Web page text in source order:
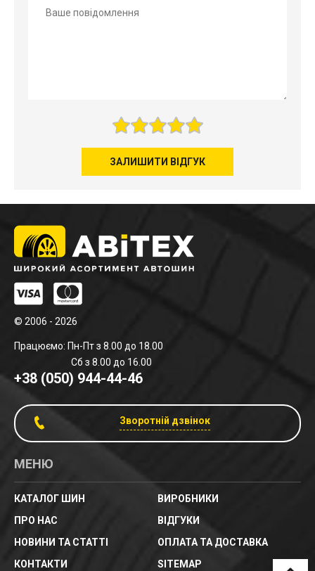
ЗАЛИШИТИ ВІДГУК
© 2006 - 2026
Працюємо: Пн-Пт з 8.00 до 18.00
Сб з 8.00 до 16.00
+38 (050) 944-44-46
Зворотній дзвінок
МЕНЮ
КАТАЛОГ ШИН
ВИРОБНИКИ
ПРО НАС
ВІДГУКИ
НОВИНИ ТА СТАТТІ
ОПЛАТА ТА ДОСТАВКА
КОНТАКТИ
SITEMAP